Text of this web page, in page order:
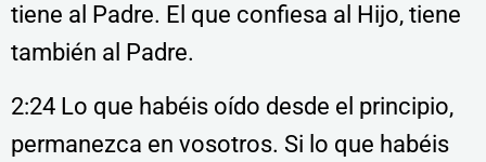
tiene al Padre. El que confiesa al Hijo, tiene
también al Padre.
2:24 Lo que habéis oído desde el principio,
permanezca en vosotros. Si lo que habéis